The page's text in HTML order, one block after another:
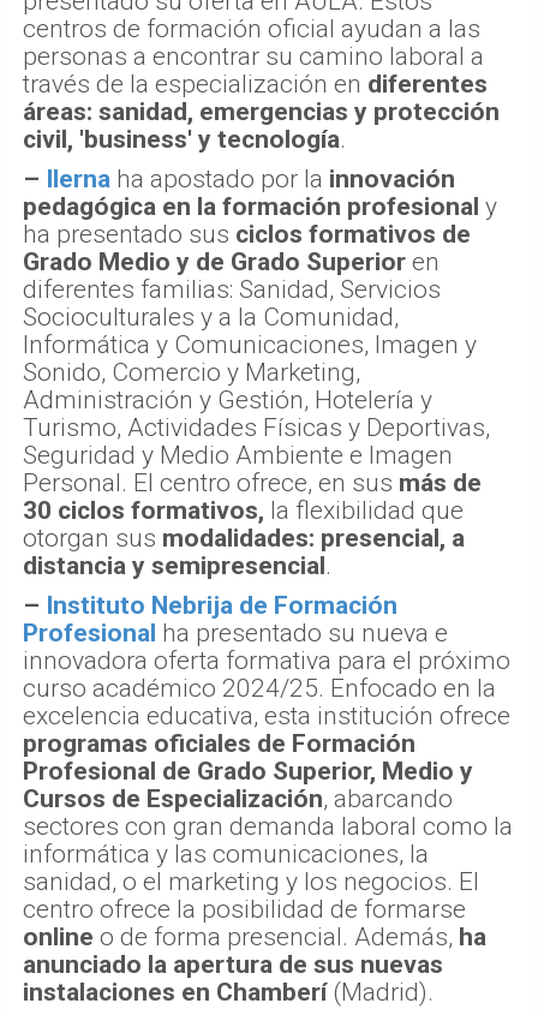
centros de formación oficial ayudan a las
personas a encontrar su camino laboral a
través de la especialización en diferentes
áreas: sanidad, emergencias y protección
civil, 'business' y tecnología.
– Ilerna ha apostado por la innovación
pedagógica en la formación profesional y
ha presentado sus ciclos formativos de
Grado Medio y de Grado Superior en
diferentes familias: Sanidad, Servicios
Socioculturales y a la Comunidad,
Informática y Comunicaciones, Imagen y
Sonido, Comercio y Marketing,
Administración y Gestión, Hotelería y
Turismo, Actividades Físicas y Deportivas,
Seguridad y Medio Ambiente e Imagen
Personal. El centro ofrece, en sus más de
30 ciclos formativos, la flexibilidad que
otorgan sus modalidades: presencial, a
distancia y semipresencial.
– Instituto Nebrija de Formación
Profesional ha presentado su nueva e
innovadora oferta formativa para el próximo
curso académico 2024/25. Enfocado en la
excelencia educativa, esta institución ofrece
programas oficiales de Formación
Profesional de Grado Superior, Medio y
Cursos de Especialización, abarcando
sectores con gran demanda laboral como la
informática y las comunicaciones, la
sanidad, o el marketing y los negocios. El
centro ofrece la posibilidad de formarse
online o de forma presencial. Además, ha
anunciado la apertura de sus nuevas
instalaciones en Chamberí(Madrid).